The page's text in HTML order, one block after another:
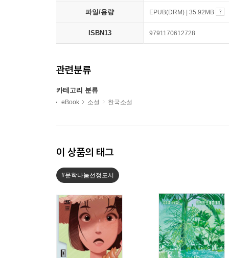
파일/용량 EPUB(DRM) | 35.92MB
ISBN13 9791170612728
관련분류
카테고리 분류
eBook 소설 한국소설
이 상품의 태그
#문학나눔선정도서